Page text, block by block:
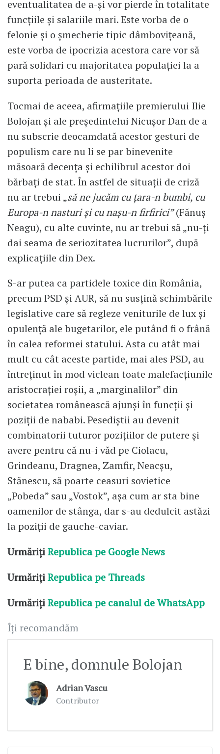
eventualitatea de a-și vor pierde în totalitate
funcțiile și salariile mari. Este vorba de o
felonie și o șmecherie tipic dâmbovițeană,
este vorba de ipocrizia acestora care vor să
pară solidari cu majoritatea populației la a
suporta perioada de austeritate.
Tocmai de aceea, afirmațiile premierului Ilie
Bolojan și ale președintelui Nicușor Dan de a
nu subscrie deocamdată acestor gesturi de
populism care nu li se par binevenite
măsoară decența și echilibrul acestor doi
bărbați de stat. În astfel de situații de criză
nu ar trebui „să ne jucăm cu țara-n bumbi, cu
Europa-n nasturi și cu nașu-n firfirici”(Fănuș
Neagu), cu alte cuvinte, nu ar trebui să „nu-ți
dai seama de seriozitatea lucrurilor”, după
explicațiile din Dex.
​S-ar putea ca partidele toxice din România,
precum PSD și AUR, să nu susțină schimbările
legislative care să regleze veniturile de lux și
opulență ale bugetarilor, ele putând fi o frână
în calea reformei statului. Asta cu atât mai
mult cu cât aceste partide, mai ales PSD, au
întreținut în mod viclean toate malefacțiunile
aristocrației roșii, a „marginalilor” din
societatea românească ajunși în funcții și
poziții de nababi. Pesediștii au devenit
combinatorii tuturor pozițiilor de putere și
avere pentru că nu-i văd pe Ciolacu,
Grindeanu, Dragnea, Zamfir, Neacșu,
Stănescu, să poarte ceasuri sovietice
„Pobeda” sau „Vostok”, așa cum ar sta bine
oamenilor de stânga, dar s-au dedulcit astăzi
la poziții de gauche-caviar.
UrmărițiRepublica pe Google News
UrmărițiRepublica pe Threads
UrmărițiRepublica pe canalul de WhatsApp
Îți recomandăm
E bine, domnule Bolojan
Adrian Vascu
Contributor